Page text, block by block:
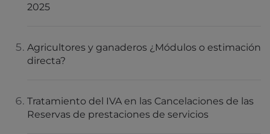
2025
Agricultores y ganaderos ¿Módulos o estimación
directa?
Tratamiento del IVA en las Cancelaciones de las
Reservas de prestaciones de servicios